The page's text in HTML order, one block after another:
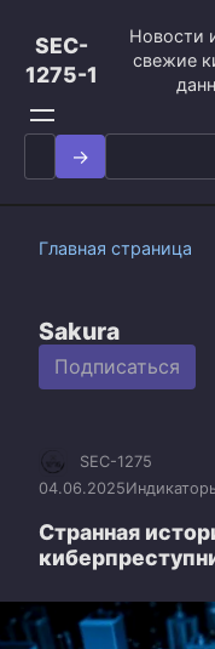
контенту
SEC-
1275-1
Новости
свежие
Search
for:
Главная страница
Sakura
Подписаться
SEC-1275
04.06.2025
Странная